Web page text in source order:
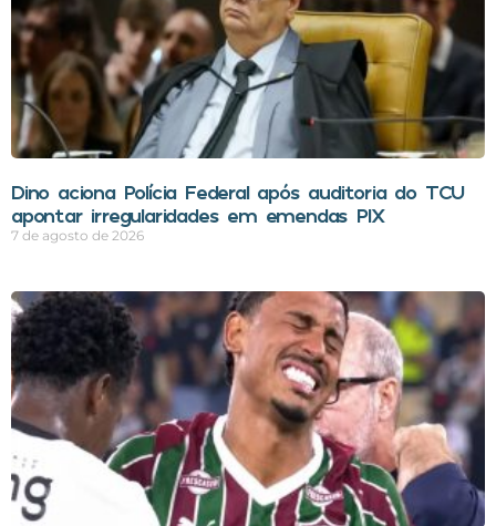
Dino aciona Polícia Federal após auditoria do TCU
apontar irregularidades em emendas PIX
7 de agosto de 2026